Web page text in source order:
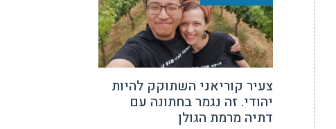
צעיר קוריאני השתוקק להיות
יהודי. זה נגמר בחתונה עם
דתיה מרמת הגולן